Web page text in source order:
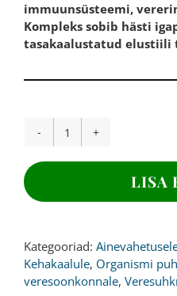
immuunsüsteemi,
Kompleks sobib hästi
tasakaalustatud elustiili
ÕUNASIIDRIÄÄDIKAS,
LISA
Kategooriad:
Kehakaalule, Organismi
veresoonkonnale,